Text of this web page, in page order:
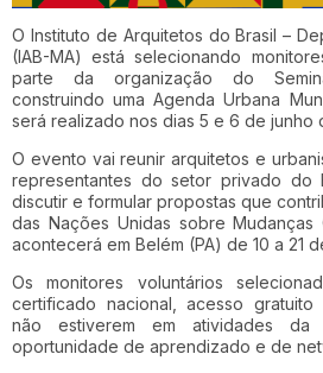
O Instituto de Arquitetos do Brasil –
(IAB-MA) está selecionando
parte da organização do
construindo uma Agenda Urbana
será realizado nos dias 5 e 6 de junho
O evento vai reunir arquitetos e
representantes do setor privado do
discutir e formular propostas que
das Nações Unidas sobre Mudanças
acontecerá em Belém (PA) de 10 a 21
Os monitores voluntários
certificado nacional, acesso
não estiverem em atividades da
oportunidade de aprendizado e de